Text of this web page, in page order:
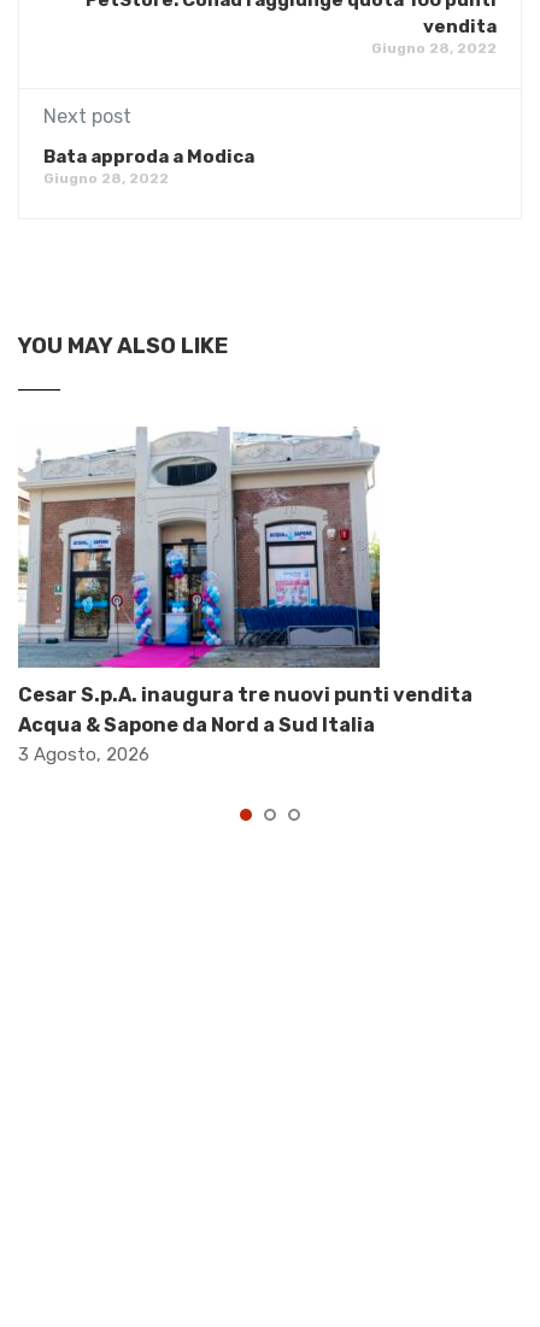
vendita
Giugno 28, 2022
Next post
Bata approda a Modica
Giugno 28, 2022
YOU MAY ALSO LIKE
Cesar S.p.A. inaugura tre nuovi punti vendita
Acqua & Sapone da Nord a Sud Italia
3 Agosto, 2026